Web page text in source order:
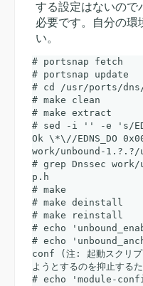
する設定はないので
必要です。自分の環
い。
# portsnap fetch
# portsnap update
# cd /usr/ports/dns/
# make clean
# make extract
# sed -i '' -e 's/
Ok \*\//EDNS_DO
work/unbound-
# grep Dnssec
p.h
# make
# make deinstall
# make reinstall
# echo
# echo
conf (注: 起動スクリ
ようとするのを抑止する
# echo 'module-